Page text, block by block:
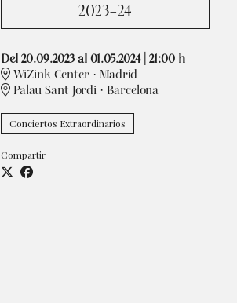
2023-24
Del 20.09.2023 al 01.05.2024| 21:00 h
WiZink Center · Madrid
Palau Sant Jordi · Barcelona
Conciertos Extraordinarios
Compartir